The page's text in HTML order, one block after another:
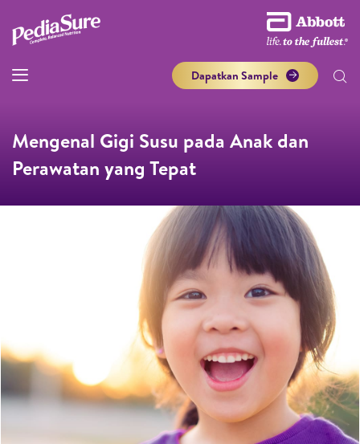
Dapatkan Sample
Mengenal Gigi Susu pada Anak dan
Perawatan yang Tepat